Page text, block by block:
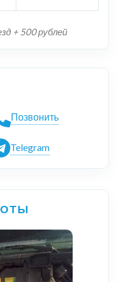
+ 500 рублей
Позвонить
Telegram